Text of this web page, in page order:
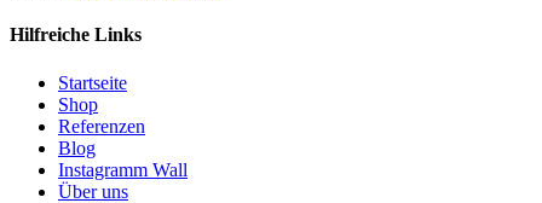
Hilfreiche Links
Startseite
Shop
Referenzen
Blog
Instagramm Wall
Über uns